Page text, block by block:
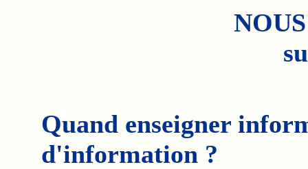
Quand enseigner
d'information ?